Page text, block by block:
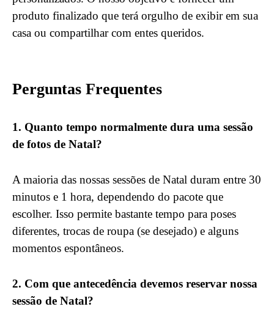
produto finalizado que terá orgulho de exibir em sua
casa ou compartilhar com entes queridos.
Perguntas Frequentes
1. Quanto tempo normalmente dura uma sessão
de fotos de Natal?
A maioria das nossas sessões de Natal duram entre 30
minutos e 1 hora, dependendo do pacote que
escolher. Isso permite bastante tempo para poses
diferentes, trocas de roupa (se desejado) e alguns
momentos espontâneos.
2. Com que antecedência devemos reservar nossa
sessão de Natal?